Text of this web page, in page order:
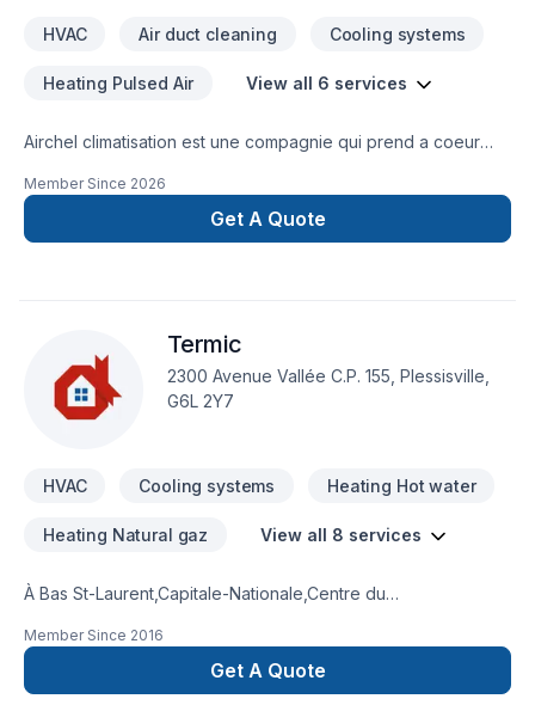
HVAC Air duct cleaning Cooling systems
Heating Pulsed Air View all 6 services
Airchel climatisation est une compagnie qui prend a coeur
haute qualité avec des techniciens de plus de 10 ans
Member Since 2026
Get A Quote
Termic
2300 Avenue Vallée C.P. 155, Plessisville,
G6L 2Y7
HVAC Cooling systems Heating Hot water
Heating Natural gaz View all 8 services
À Bas St-Laurent,Capitale-Nationale,Centre du
Ontario,Estrie,Gaspésie–Îles-de-la-
Brunswick,Outaouais,Saguenay-Lac-Saint-Jean, Termic
Member Since 2016
Get A Quote